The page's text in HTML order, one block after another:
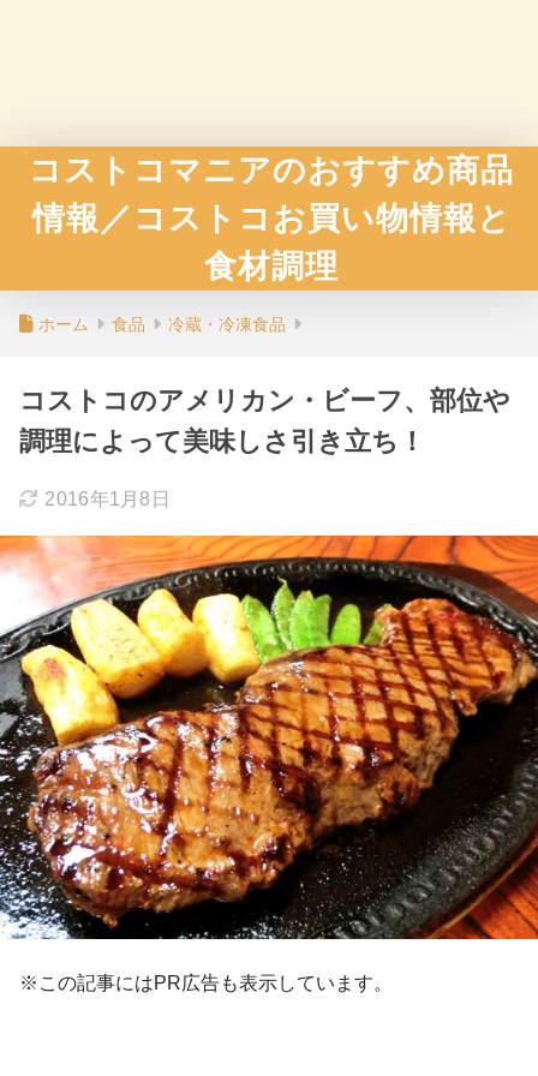
コストコマニアのおすすめ商品
情報／コストコお買い物情報と
食材調理
ホーム 食品 冷蔵・冷凍食品
コストコのアメリカン・ビーフ、部位や
調理によって美味しさ引き立ち！
2016年1月8日
※この記事にはPR広告も表示しています。